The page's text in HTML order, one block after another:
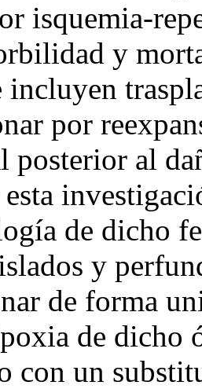
isquemia-
y
incluyen
por
posterior al
de dicho
y
de forma
de dicho
con un